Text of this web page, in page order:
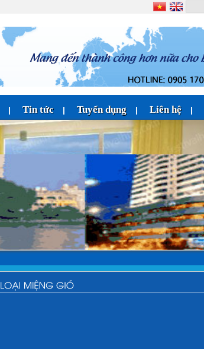
| Tin tức | Tuyển dụng | Liên hệ |